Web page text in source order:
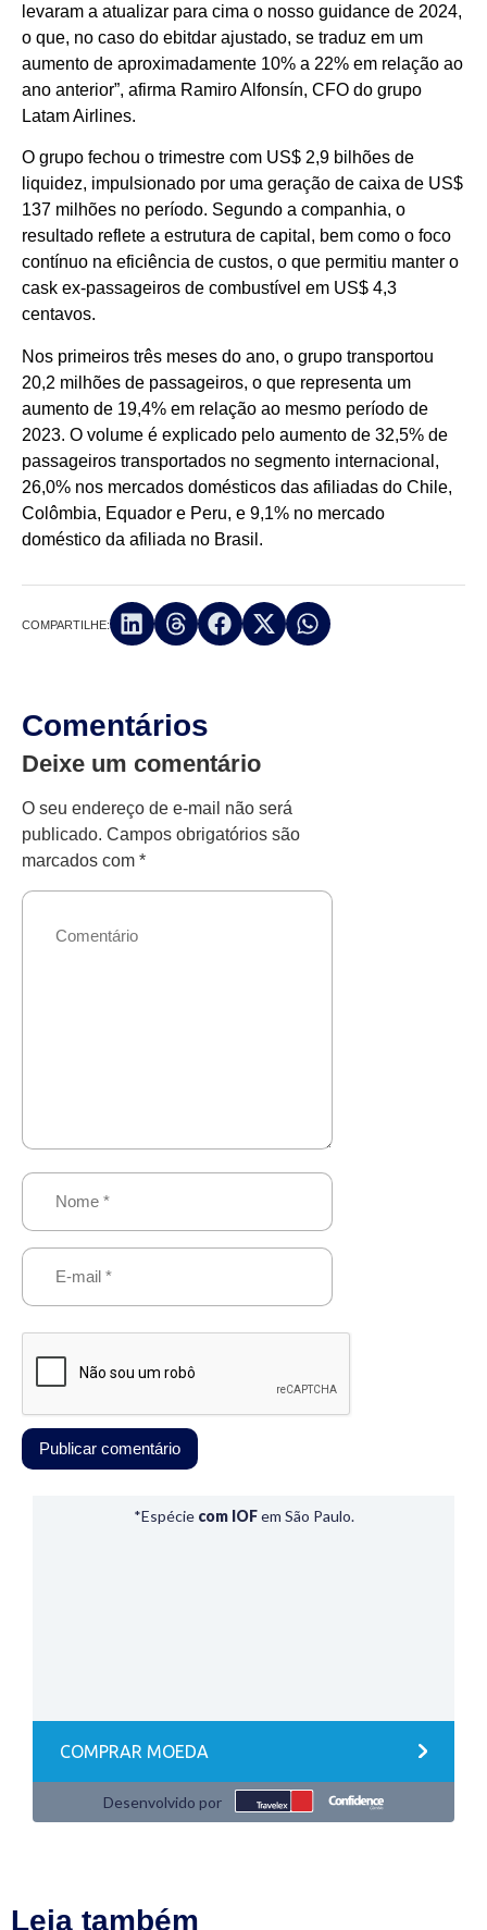
levaram a atualizar para cima o nosso guidance de 2024,
o que, no caso do ebitdar ajustado, se traduz em um
aumento de aproximadamente 10% a 22% em relação ao
ano anterior”, afirma Ramiro Alfonsín, CFO do grupo
Latam Airlines.
O grupo fechou o trimestre com US$ 2,9 bilhões de
liquidez, impulsionado por uma geração de caixa de US$
137 milhões no período. Segundo a companhia, o
resultado reflete a estrutura de capital, bem como o foco
contínuo na eficiência de custos, o que permitiu manter o
cask ex-passageiros de combustível em US$ 4,3
centavos.
Nos primeiros três meses do ano, o grupo transportou
20,2 milhões de passageiros, o que representa um
aumento de 19,4% em relação ao mesmo período de
2023. O volume é explicado pelo aumento de 32,5% de
passageiros transportados no segmento internacional,
26,0% nos mercados domésticos das afiliadas do Chile,
Colômbia, Equador e Peru, e 9,1% no mercado
doméstico da afiliada no Brasil.
COMPARTILHE:
Comentários
Deixe um comentário
O seu endereço de e-mail não será
publicado. Campos obrigatórios são
marcados com *
Leia também